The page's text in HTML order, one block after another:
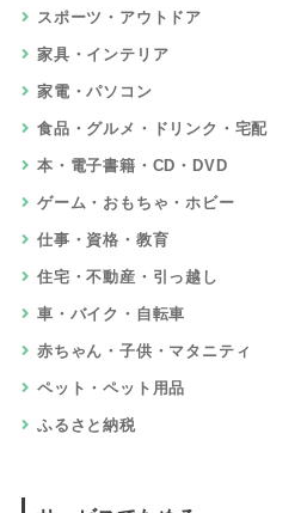
スポーツ・アウトドア
家具・インテリア
家電・パソコン
食品・グルメ・ドリンク・宅配
本・電子書籍・CD・DVD
ゲーム・おもちゃ・ホビー
仕事・資格・教育
住宅・不動産・引っ越し
車・バイク・自転車
赤ちゃん・子供・マタニティ
ペット・ペット用品
ふるさと納税